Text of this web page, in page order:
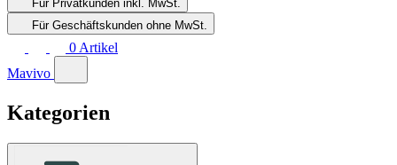
Für Privatkunden inkl. MwSt.
Für Geschäftskunden ohne MwSt.
0 Artikel
Mavivo
Kategorien